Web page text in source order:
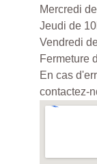
Mercredi
Jeudi de
Vendredi
Fermeture
En cas
contactez-